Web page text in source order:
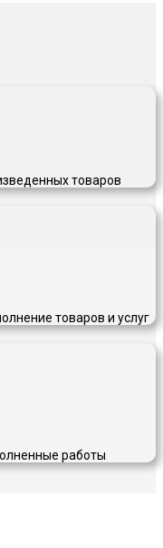
товаров
товаров и услуг
работы